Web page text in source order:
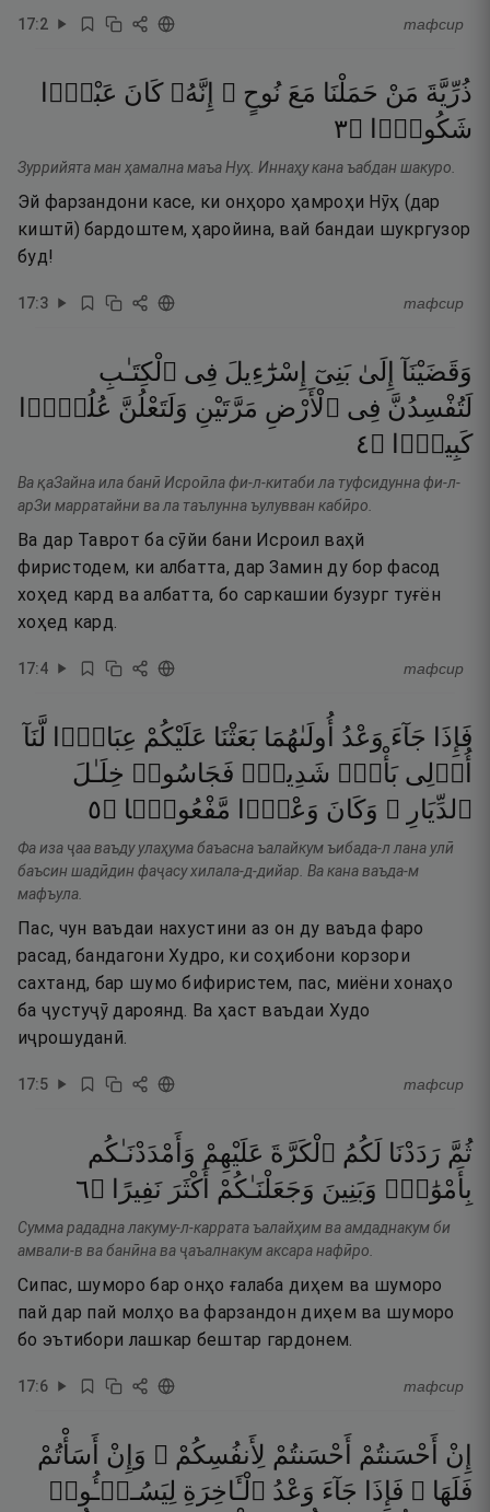
17:2 тафсир
ذُرِّيَّةَ مَنْ حَمَلْنَا مَعَ نُوحٍ ۚ إِنَّهُۥ كَانَ عَبْدًۭا
شَكُورًۭا
۝٣
Зуррийята ман ҳамална маъа Нуҳ. Иннаҳу кана ъабдан шакуро.
Эй фарзандони касе, ки онҳоро ҳамроҳи Нӯҳ (дар
киштӣ) бардоштем, ҳаройина, вай бандаи шукргузор
буд!
17:3 тафсир
وَقَضَيْنَآ إِلَىٰ بَنِىٓ إِسْرَٰٓءِيلَ فِى ٱلْكِتَـٰبِ
لَتُفْسِدُنَّ فِى ٱلْأَرْضِ مَرَّتَيْنِ وَلَتَعْلُنَّ عُلُوًّۭا
كَبِيرًۭا
۝٤
Ва қаЗайна ила банӣ Исроӣла фи-л-китаби ла туфсидунна фи-л-
арЗи марратайни ва ла таълунна ъулувван кабӣро.
Ва дар Таврот ба сӯйи бани Исроил ваҳй
фиристодем, ки албатта, дар Замин ду бор фасод
хоҳед кард ва албатта, бо саркашии бузург туғён
хоҳед кард.
17:4 тафсир
فَإِذَا جَآءَ وَعْدُ أُولَىٰهُمَا بَعَثْنَا عَلَيْكُمْ عِبَادًۭا
لَّنَآ
أُو۟لِى بَأْسٍۢ شَدِيدٍۢ فَجَاسُوا۟ خِلَـٰلَ
ٱلدِّيَارِ ۚ وَكَانَ وَعْدًۭا مَّفْعُولًۭا ۝٥
Фа иза ҷаа ваъду улаҳума баъасна ъалайкум ъибада-л лана улӣ
баъсин шадӣдин фаҷасу хилала-д-дийар. Ва кана ваъда-м
мафъула.
Пас, чун ваъдаи нахустини аз он ду ваъда фаро
расад, бандагони Худро, ки соҳибони корзори
сахтанд, бар шумо бифиристем, пас, миёни хонаҳо
ба ҷустуҷӯ дароянд. Ва ҳаст ваъдаи Худо
иҷрошуданӣ.
17:5 тафсир
ثُمَّ رَدَدْنَا لَكُمُ ٱلْكَرَّةَ عَلَيْهِمْ وَأَمْدَدْنَـٰكُم
بِأَمْوَٰلٍۢ وَبَنِينَ وَجَعَلْنَـٰكُمْ أَكْثَرَ نَفِيرًا ۝٦
Сумма рададна лакуму-л-каррата ъалайҳим ва амдаднакум би
амвали-в ва банӣна ва ҷаъалнакум аксара нафӣро.
Сипас, шуморо бар онҳо ғалаба диҳем ва шуморо
пай дар пай молҳо ва фарзандон диҳем ва шуморо
бо эътибори лашкар бештар гардонем.
17:6 тафсир
إِنْ أَحْسَنتُمْ أَحْسَنتُمْ لِأَنفُسِكُمْ ۖ وَإِنْ
أَسَأْتُمْ
فَلَهَا ۚ فَإِذَا جَآءَ وَعْدُ ٱلْـَٔاخِرَةِ لِيَسُـۥٓـُٔوا۟